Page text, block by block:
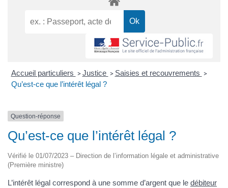
Accueil particuliers > Justice > Saisies et recouvrements >
Qu’est-ce que l’intérêt légal ?
Question-réponse
Qu’est-ce que l’intérêt légal ?
Vérifié le 01/07/2023 – Direction de l’information légale et administrative
(Première ministre)
L’intérêt légal correspond à une somme d’argent que le débiteur